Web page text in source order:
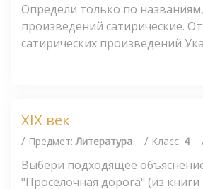
Определи только по
произведений сатирические.
сатирических произведений
XIX век
/ Предмет:Литература / Класс: 4
Выбери подходящее
"Просёлочная дорога" (из